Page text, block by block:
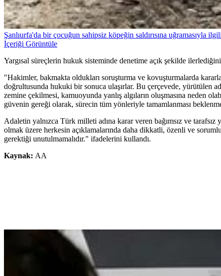
Şanlıurfa'da bir çocuğun sahipsiz köpeğin saldırısına uğramasıyla
İçeriği Görüntüle
Yargısal süreçlerin hukuk sisteminde denetime açık şekilde
"Hakimler, bakmakta oldukları soruşturma ve kovuşturmalarda
doğrultusunda hukuki bir sonuca ulaşırlar. Bu çerçevede, yürütülen
zemine çekilmesi, kamuoyunda yanlış algıların oluşmasına neden
güvenin gereği olarak, sürecin tüm yönleriyle tamamlanması
Adaletin yalnızca Türk milleti adına karar veren bağımsız ve
olmak üzere herkesin açıklamalarında daha dikkatli, özenli ve
gerektiği unutulmamalıdır." ifadelerini kullandı.
Kaynak: AA